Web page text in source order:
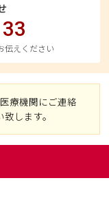
伝えください
療機関にご連絡
します。